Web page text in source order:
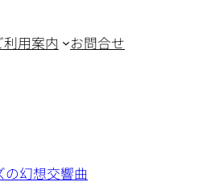
利用案内 お問合せ
の幻想交響曲